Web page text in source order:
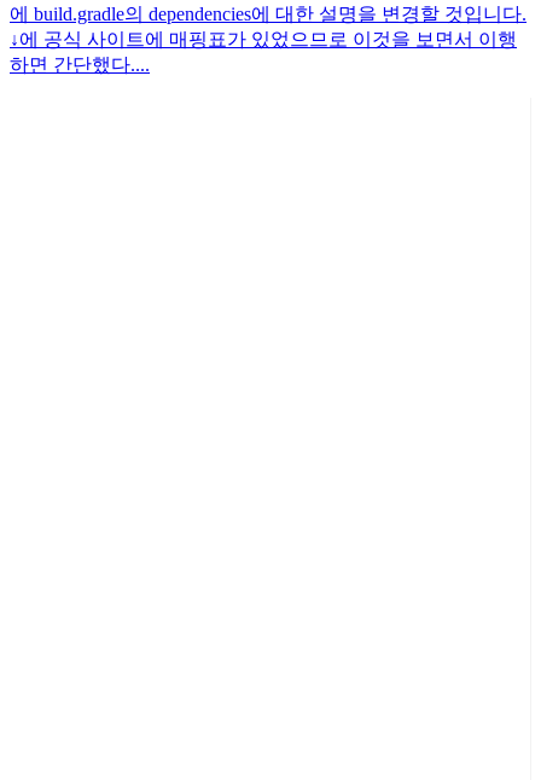
에 build.gradle의 dependencies에 대한 설명을 변경할 것입니다.
↓에 공식 사이트에 매핑표가 있었으므로 이것을 보면서 이행
하면 간단했다....